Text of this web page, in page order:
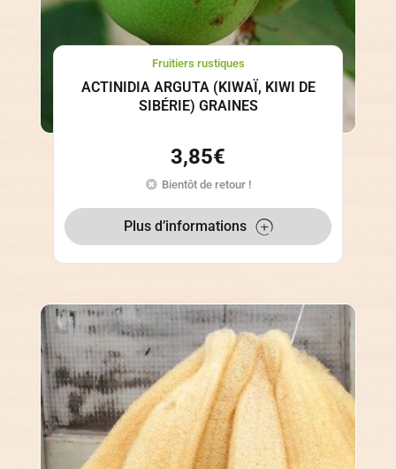
Fruitiers rustiques
ACTINIDIA ARGUTA (KIWAÏ, KIWI DE
SIBÉRIE) GRAINES
3,85€
Bientôt de retour !
Plus d’informations